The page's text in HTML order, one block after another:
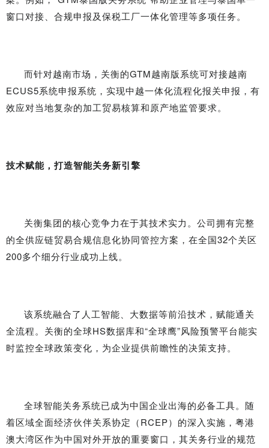
窗口对接、合规申报及保税工厂一体化管理等多项任务。
而针对越南市场，关衡的GTM越南版系统可对接越南
ECUS5系统申报系统，实现中越一体化流程化报关申报，有
效应对当地复杂的加工贸易核算和原产地监管要求。
技术赋能，打造智能关务新引擎
关衡集团的核心竞争力在于其技术实力。公司拥有完整
的全供应链贸易合规信息化协同管控方案，在全国32个关区
200多个细分行业成功上线。
该系统融合了人工智能、大数据等前沿技术，赋能通关
全流程。关衡的全球HS数据库和“全球鹰”风险预警平台能实
时监控全球政策变化，为企业提供前瞻性的决策支持。
全球智能关务系统已成为中国企业出海的必备工具。随
着区域全面经济伙伴关系协定（RCEP）的深入实施，粤港
澳大湾区作为中国对外开放的重要窗口，其关务行业的规范